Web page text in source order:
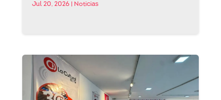
Jul 20, 2026 Noticias